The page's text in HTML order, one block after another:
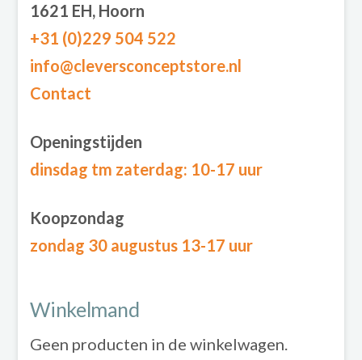
1621 EH, Hoorn
+31 (0)229 504 522
info@cleversconceptstore.nl
Contact
Openingstijden
dinsdag tm zaterdag: 10-17 uur
Koopzondag
zondag 30 augustus 13-17 uur
Winkelmand
Geen producten in de winkelwagen.